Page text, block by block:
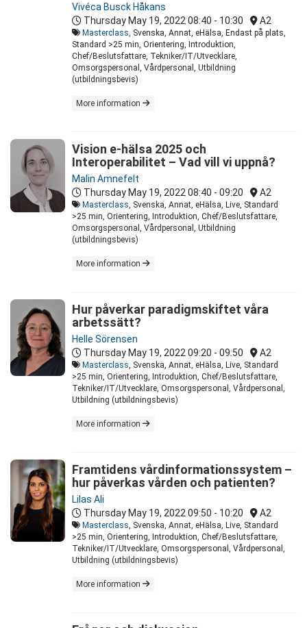
Vivéca Busck Håkans
Thursday May 19, 2022 08:40 - 10:30 A2
Masterclass, Svenska, Annat, eHälsa, Endast på plats,
Standard >25 min, Orientering, Introduktion,
Chef/Beslutsfattare, Tekniker/IT/Utvecklare,
Omsorgspersonal, Vårdpersonal, Utbildning
(utbildningsbevis)
More information
Vision e-hälsa 2025 och
Interoperabilitet – Vad vill vi uppnå?
Malin Amnefelt
Thursday May 19, 2022 08:40 - 09:20 A2
Masterclass, Svenska, Annat, eHälsa, Live, Standard
>25 min, Orientering, Introduktion, Chef/Beslutsfattare,
Omsorgspersonal, Vårdpersonal, Utbildning
(utbildningsbevis)
More information
Hur påverkar paradigmskiftet våra
arbetssätt?
Helle Sörensen
Thursday May 19, 2022 09:20 - 09:50 A2
Masterclass, Svenska, Annat, eHälsa, Live, Standard
>25 min, Orientering, Introduktion, Chef/Beslutsfattare,
Tekniker/IT/Utvecklare, Omsorgspersonal, Vårdpersonal,
Utbildning (utbildningsbevis)
More information
Framtidens vårdinformationssystem –
hur påverkas vården och patienten?
Lilas Ali
Thursday May 19, 2022 09:50 - 10:20 A2
Masterclass, Svenska, Annat, eHälsa, Live, Standard
>25 min, Orientering, Introduktion, Chef/Beslutsfattare,
Tekniker/IT/Utvecklare, Omsorgspersonal, Vårdpersonal,
Utbildning (utbildningsbevis)
More information